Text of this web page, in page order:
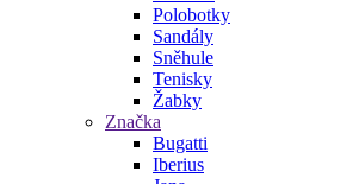
Polobotky
Sandály
Sněhule
Tenisky
Žabky
Značka
Bugatti
Iberius